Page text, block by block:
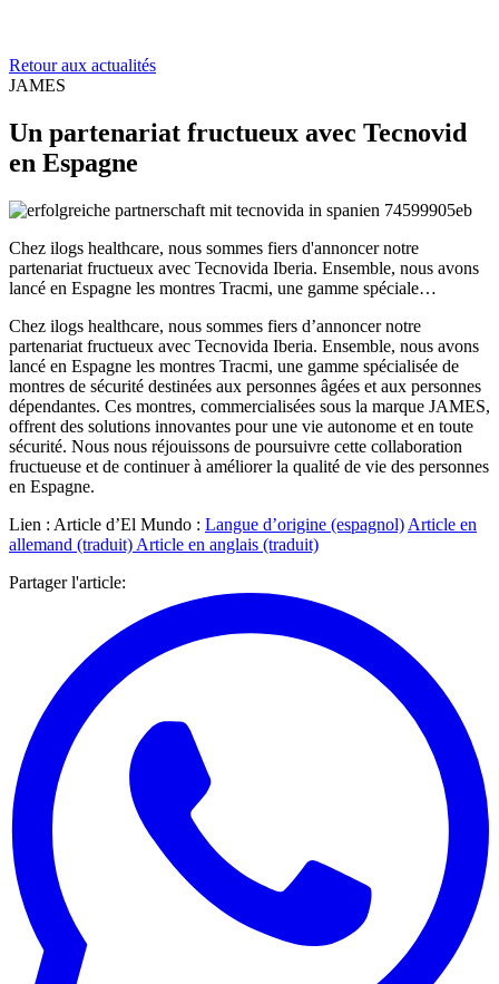
Retour aux actualités
JAMES
Un partenariat fructueux avec Tecnovid
en Espagne
Chez ilogs healthcare, nous sommes fiers d'annoncer notre
partenariat fructueux avec Tecnovida Iberia. Ensemble, nous avons
lancé en Espagne les montres Tracmi, une gamme spéciale…
Chez ilogs healthcare, nous sommes fiers d’annoncer notre
partenariat fructueux avec Tecnovida Iberia. Ensemble, nous avons
lancé en Espagne les montres Tracmi, une gamme spécialisée de
montres de sécurité destinées aux personnes âgées et aux personnes
dépendantes. Ces montres, commercialisées sous la marque JAMES,
offrent des solutions innovantes pour une vie autonome et en toute
sécurité. Nous nous réjouissons de poursuivre cette collaboration
fructueuse et de continuer à améliorer la qualité de vie des personnes
en Espagne.
Lien : Article d’El Mundo : Langue d’origine (espagnol) Article en
allemand (traduit) Article en anglais (traduit)
Partager l'article: